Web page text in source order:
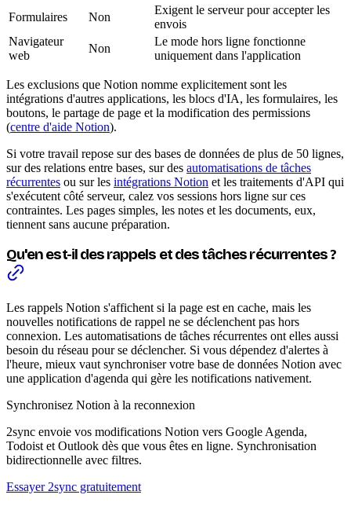
Formulaires Non
Exigent le serveur pour accepter les
envois
Navigateur
web
Non
Le mode hors ligne fonctionne
uniquement dans l'application
Les exclusions que Notion nomme explicitement sont les
intégrations d'autres applications, les blocs d'IA, les formulaires, les
boutons, le partage de page et la modification des permissions
(centre d'aide Notion).
Si votre travail repose sur des bases de données de plus de 50 lignes,
sur des relations entre bases, sur des automatisations de tâches
récurrentes ou sur les intégrations Notion et les traitements d'API qui
s'exécutent côté serveur, calez vos sessions hors ligne sur ces
contraintes. Les pages simples, les notes et les documents, eux,
tiennent sans aucune préparation.
Qu'en est-il des rappels et des tâches récurrentes ?
Les rappels Notion s'affichent si la page est en cache, mais les
nouvelles notifications de rappel ne se déclenchent pas hors
connexion. Les automatisations de tâches récurrentes ont elles aussi
besoin du réseau pour se déclencher. Si vous dépendez d'alertes à
l'heure, mieux vaut synchroniser votre base de données Notion avec
une application d'agenda qui gère les notifications nativement.
Synchronisez Notion à la reconnexion
2sync envoie vos modifications Notion vers Google Agenda,
Todoist et Outlook dès que vous êtes en ligne. Synchronisation
bidirectionnelle avec filtres.
Essayer 2sync gratuitement